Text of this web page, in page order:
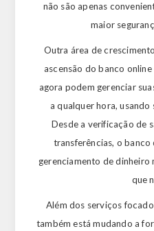
não são apenas
maior
Outra área de
ascensão do banco
agora podem gerenciar
a qualquer hora,
Desde a verificação de
transferências, o
gerenciamento de dinheiro
que
Além dos serviços
também está mudando a